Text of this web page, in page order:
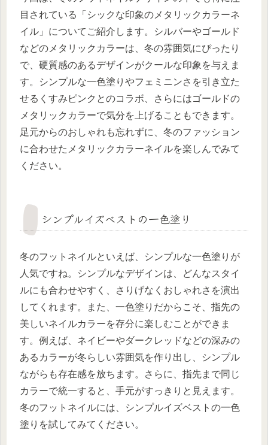
目されている「シックな印象のメタリックカラーネ
イル」についてご紹介します。シルバーやゴールド
などのメタリックカラーは、冬の雰囲気にぴったり
で、硬質感のあるデザインがクールな印象を与えま
す。シンプルな一色塗りやフェミニンさを引き立た
せるくすみピンクとのコラボ、さらにはゴールドの
メタリックカラーで気分を上げることもできます。
足元からのおしゃれも忘れずに、冬のファッション
に合わせたメタリックカラーネイルを楽しんでみて
ください。
シンプルイズベストの一色塗り
冬のフットネイルといえば、シンプルな一色塗りが
人気ですね。シンプルなデザインは、どんなスタイ
ルにも合わせやすく、さりげなくおしゃれさを演出
してくれます。また、一色塗りだからこそ、指先の
美しいネイルカラーを存分に楽しむことができま
す。例えば、ネイビーやダークレッドなどの深みの
あるカラーが冬らしい雰囲気を作り出し、シンプル
ながらも存在感を放ちます。さらに、指先まで同じ
カラーで統一すると、手元がすっきりと見えます。
冬のフットネイルには、シンプルイズベストの一色
塗りを試してみてください。